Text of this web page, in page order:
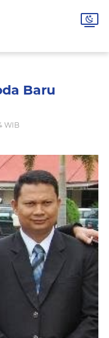
Baru
WIB